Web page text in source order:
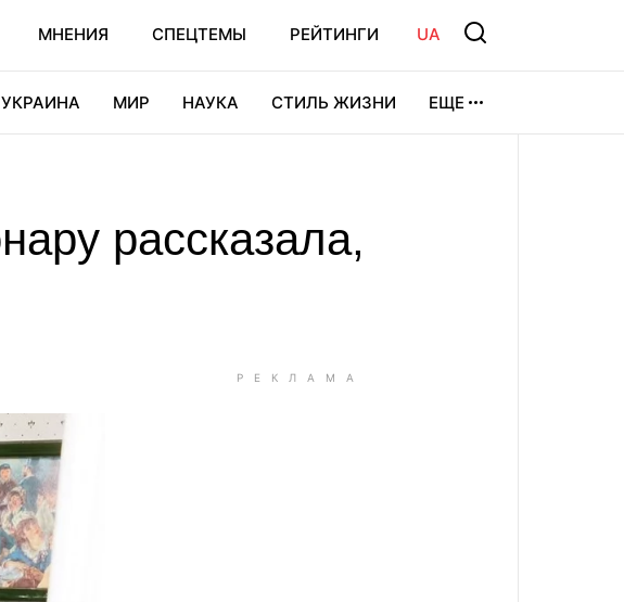
МНЕНИЯ СПЕЦТЕМЫ РЕЙТИНГИ UA
УКРАИНА МИР НАУКА СТИЛЬ ЖИЗНИ ЕЩЕ
рассказала,